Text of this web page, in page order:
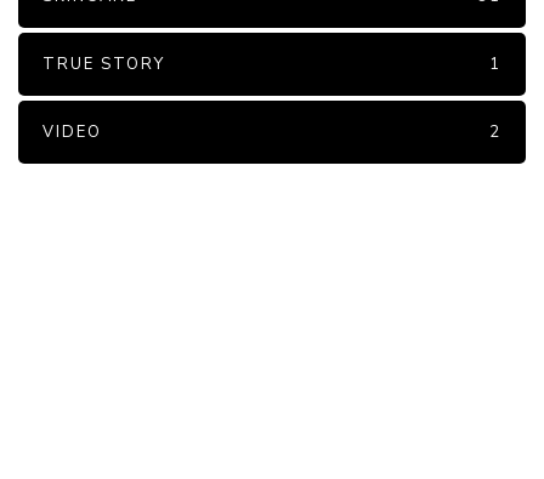
TRUE STORY 1
VIDEO 2